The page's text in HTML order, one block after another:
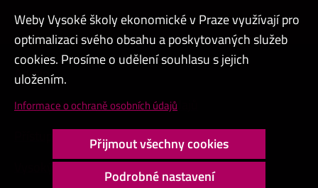
Admin
Cookies a ochrana osobních údajů
Přístupnost webu
Vysoký kontrast
Weby Vysoké školy ekonomické v Praze využívají pro
optimalizaci svého obsahu a poskytovaných služeb
cookies. Prosíme o udělení souhlasu s jejich
uložením.
Informace o ochraně osobních údajů
Přijmout všechny cookies
Podrobné nastavení